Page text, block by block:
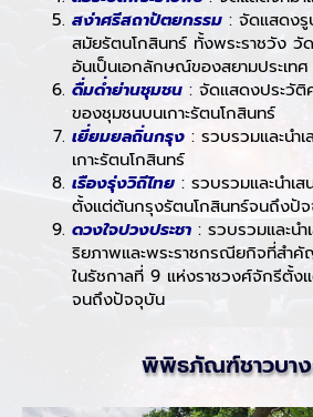
สง่าศรีสถาปัตยกรรม : จัดแสดง
สมัยรัตนโกสินทร์ ทั้งพระราชวัง วัด
อันเป็นเอกลักษณ์ของสยามประเทศ
ดื่มด่ำย่านชุมชน : จัดแสดงประวั
ของชุมชนบนเกาะรัตนโกสินทร์
เยี่ยมยลถิ่นกรุง : รวบรวมและนำ
เกาะรัตนโกสินทร์
เรืองรุ่งวิถีไทย : รวบรวมและนำเ
ตั้งแต่ต้นกรุงรัตนโกสินทร์จนถึงปั
ดวงใจปวงประชา : รวบรวมและนำ
ริยภาพและพระราชกรณียกิจที่สำ
ในรัชกาลที่ 9 แห่งราชวงศ์จักรีตั้ง
จนถึงปัจจุบัน
พิพิธภัณฑ์ชาวบา